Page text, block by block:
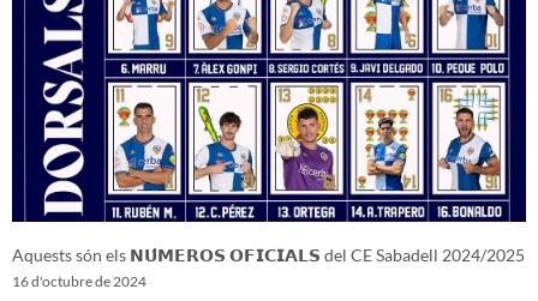
Aquests són els 𝗡𝗨́𝗠𝗘𝗥𝗢𝗦 𝗢𝗙𝗜𝗖𝗜𝗔𝗟𝗦 del CE Sabadell 2024/2025
16 d'octubre de 2024